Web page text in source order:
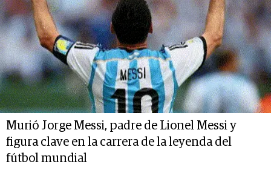
Murió Jorge Messi, padre de Lionel Messi y
figura clave en la carrera de la leyenda del
fútbol mundial